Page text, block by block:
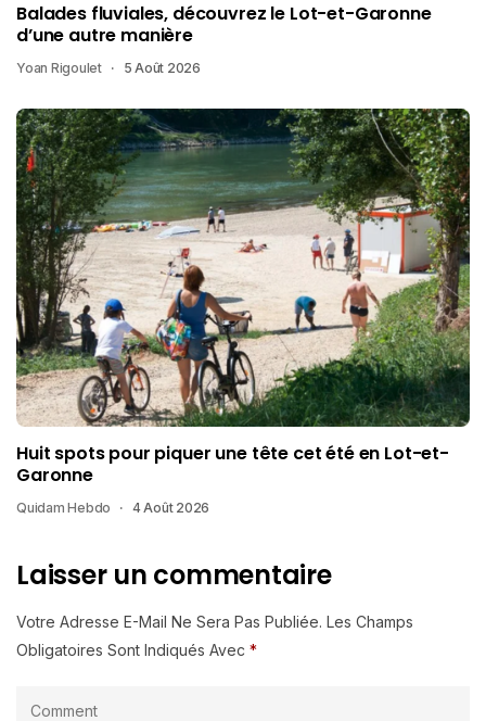
Balades fluviales, découvrez le Lot-et-Garonne
d’une autre manière
Yoan Rigoulet 5 Août 2026
Huit spots pour piquer une tête cet été en Lot-et-
Garonne
Quidam Hebdo 4 Août 2026
Laisser un commentaire
Votre Adresse E-Mail Ne Sera Pas Publiée. Les Champs
Obligatoires Sont Indiqués Avec *